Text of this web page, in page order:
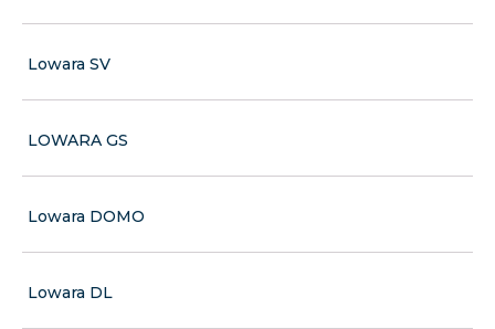
Lowara SV
LOWARA GS
Lowara DOMO
Lowara DL